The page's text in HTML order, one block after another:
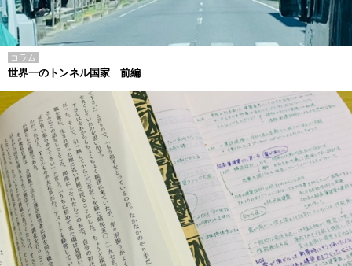
コラム
世界一のトンネル国家 前編